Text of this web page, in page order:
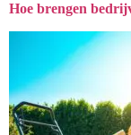
Hoe brengen